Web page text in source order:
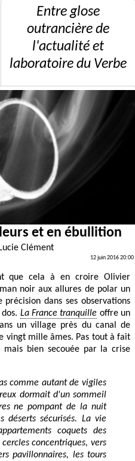
Entre glose
outrancière de
l'actualité et
laboratoire du Verbe
et en ébullition
Clément
12 juin 2016 20:00
que cela à en croire Olivier
noir aux allures de polar un
dans ses observations
La France tranquille offre un
un village près du canal de
vingt mille âmes. Pas tout à fait
bien secouée par la crise
comme autant de vigiles
dormait d'un sommeil
ne pompant de la nuit
déserts sécurisés. La vie
coquets des
concentriques, vers
pavillonnaires, les tours